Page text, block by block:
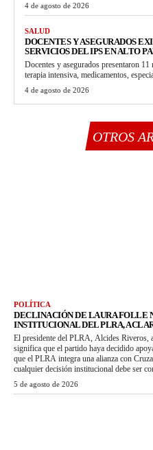
4 de agosto de 2026
SALUD
DOCENTES Y ASEGURADOS
SERVICIOS DEL IPS EN ALTO
Docentes y asegurados presentaron 11
terapia intensiva, medicamentos,
4 de agosto de 2026
OTROS
POLÍTICA
DECLINACIÓN DE LAURA FOLLE
INSTITUCIONAL DEL PLRA,
El presidente del PLRA, Alcides Riveros,
significa que el partido haya decidido
que el PLRA integra una alianza con
cualquier decisión institucional debe ser
5 de agosto de 2026